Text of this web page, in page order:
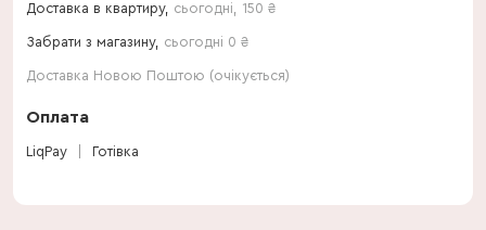
Доставка в квартиру, сьогодні 150 ₴
Забрати з магазину, сьогодні 0 ₴
Доставка Новою Поштою (очікується)
Оплата
LiqPay Готівка